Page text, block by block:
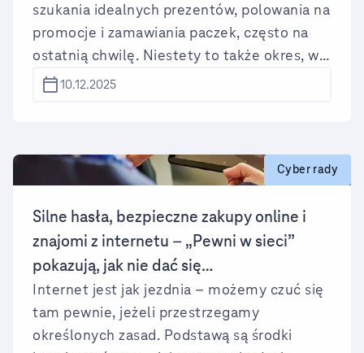
szukania idealnych prezentów, polowania na
promocje i zamawiania paczek, często na
ostatnią chwilę. Niestety to także okres, w
którym cyberprzestępcy pracują na
dane, pieniądze lub dostęp do naszych kont.
10.12.2025
Cyber rady
Silne hasła, bezpieczne zakupy online i
znajomi z internetu – „Pewni w sieci”
pokazują, jak nie dać się
cyberprzestępcom!
Internet jest jak jezdnia️ – możemy czuć się
tam pewnie, jeżeli przestrzegamy
określonych zasad. Podstawą są środki